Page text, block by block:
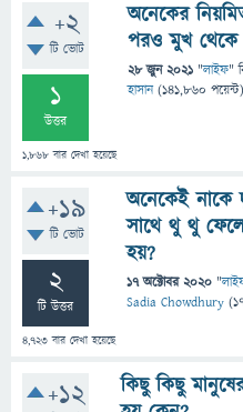
+2
টি ভোট
1
উত্তর
1,868 বার দেখা হয়েছে
অনেকের
পরও মুখ থেকে
28 জুন 2021 "লাইফ"
হাসান (141,860 পয়েন্ট)
+19
টি ভোট
2
টি উত্তর
4,723 বার দেখা হয়েছে
অনেকেই নাকে
সাথে থু থু
হয়?
17 অক্টোবর 2020 "
Sadia Chowdhury (
+12
কিছু কিছু